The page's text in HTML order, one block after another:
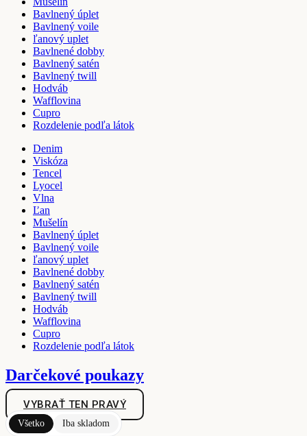
Bavlnený úplet
Bavlnený voile
ľanový uplet
Bavlnené dobby
Bavlnený satén
Bavlnený twill
Hodváb
Wafflovina
Cupro
Rozdelenie podľa látok
Denim
Viskóza
Tencel
Lyocel
Vlna
Ľan
Mušelín
Bavlnený úplet
Bavlnený voile
ľanový uplet
Bavlnené dobby
Bavlnený satén
Bavlnený twill
Hodváb
Wafflovina
Cupro
Rozdelenie podľa látok
Darčekové poukazy
VYBRAŤ TEN PRAVÝ
Všetko Iba skladom